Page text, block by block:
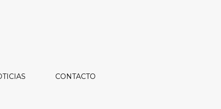
CONTACTO